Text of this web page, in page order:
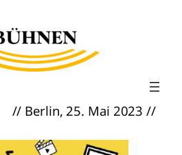
// Berlin, 25. Mai 2023 //